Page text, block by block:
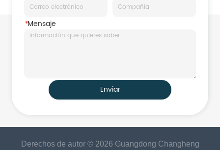
*Mensaje
Enviar
Derechos de autor © 2026 Guangdong Changheng